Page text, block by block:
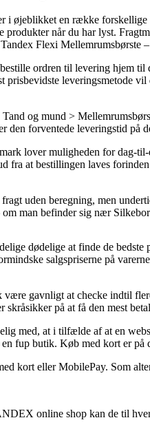
i øjeblikket en række
produkter når du har lyst.
Flexi Mellemrums­børste
ordren til levering hjem
prisbevidste leveringsmetode
og mund >
den forventede leveringstid på
lover muligheden for dag-
fra at bestillingen laves
uden beregning, men
man befinder sig nær
dødelige at finde de
salgspriserne på
gavnligt at checke indtil
skråsikker på at få den mest
med, at i tilfælde af at en
fup butik. Køb med kort er på
kort eller MobilePay. Som
online shop kan de til